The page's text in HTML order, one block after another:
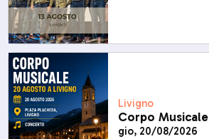
Livigno
Corpo Musicale
gio, 20/08/2026